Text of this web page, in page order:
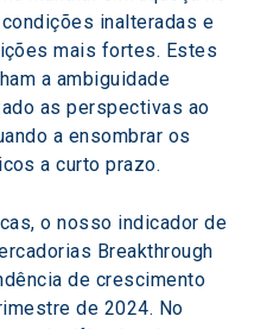
inalteradas e
mais fortes. Estes
a ambiguidade
as perspectivas ao
a ensombrar os
a curto prazo.
o nosso indicador de
Breakthrough
de crescimento
de 2024. No